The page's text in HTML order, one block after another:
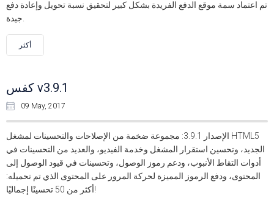
تم اعتماد سمة موقع الدفع الفريدة بشكل كبير لتحقيق نسبة تحويل وإعادة دفع
أكثر
كفس v3.9.1
09 May, 2017
الإصدار 3.9.1: مجموعة ضخمة من الإصلاحات والتحسينات لمشغل HTML5
الجديد، وتحسين استقرار المشغل وخدمة الفيديو، والعديد من التحسينات في
أدوات التقاط الأنبوب، ودعم رموز الوصول، وتحسينات في قيود الوصول إلى
المحتوى، ودفع الرموز المميزة لحركة المرور على المحتوى الذي تم تحميله:
أكثر من 50 تحسينًا إجماليًا!